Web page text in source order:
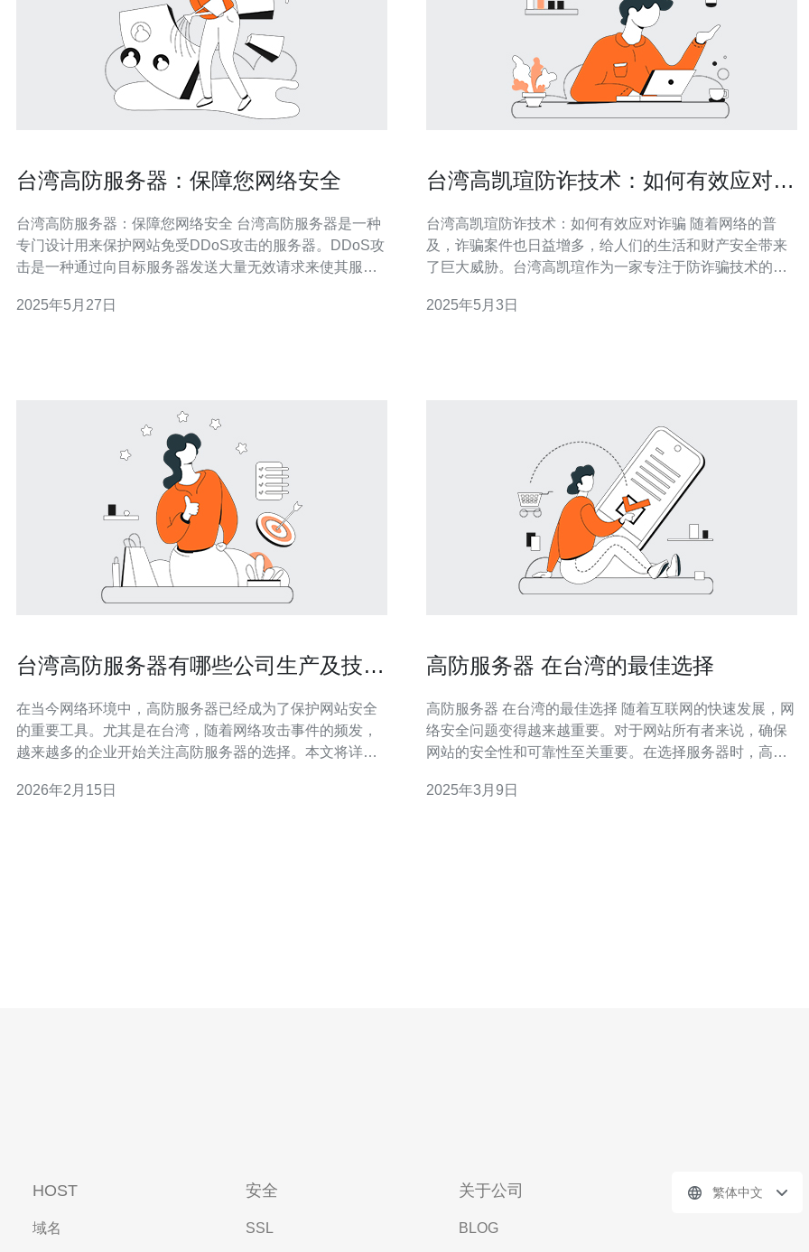
台湾高防服务器：保障您网络安全
台湾高防服务器：保障您网络安全 台湾高防服务器是一种
专门设计用来保护网站免受DDoS攻击的服务器。DDoS攻
击是一种通过向目标服务器发送大量无效请求来使其服务
统，可以有效地应对各种类型的攻击，确保您的网站稳定
2025年5月27日
台湾高凯瑄防诈技术：如何有效应对诈
台湾高凯瑄防诈技术：如何有效应对诈骗 随着网络的普
及，诈骗案件也日益增多，给人们的生活和财产安全带来
了巨大威胁。台湾高凯瑄作为一家专注于防诈骗技术的公
湾高凯瑄的防诈技术，以及如何有效应对诈骗。 台湾高凯
2025年5月3日
台湾高防服务器有哪些公司生产及技术
在当今网络环境中，高防服务器已经成为了保护网站安全
的重要工具。尤其是在台湾，随着网络攻击事件的频发，
越来越多的企业开始关注高防服务器的选择。本文将详细
技术实力，并为用户提供最佳、最便宜的选择。 台湾高防
2026年2月15日
高防服务器 在台湾的最佳选择
高防服务器 在台湾的最佳选择 随着互联网的快速发展，网
络安全问题变得越来越重要。对于网站所有者来说，确保
网站的安全性和可靠性至关重要。在选择服务器时，高防
器在台湾的优势以及为什么它是最佳选择。 1. 位置优势：
2025年3月9日
HOST
域名
安全
SSL
关于公司
BLOG
繁体中文